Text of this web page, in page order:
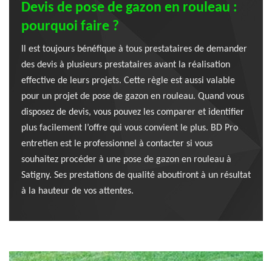
Devis de pose de gazon en rouleau :
pourquoi faire ?
Il est toujours bénéfique à tous prestataires de demander
des devis à plusieurs prestataires avant la réalisation
effective de leurs projets. Cette règle est aussi valable
pour un projet de pose de gazon en rouleau. Quand vous
disposez de devis, vous pouvez les comparer et identifier
plus facilement l’offre qui vous convient le plus. BD Pro
entretien est le professionnel à contacter si vous
souhaitez procéder à une pose de gazon en rouleau à
Satigny. Ses prestations de qualité aboutiront à un résultat
à la hauteur de vos attentes.